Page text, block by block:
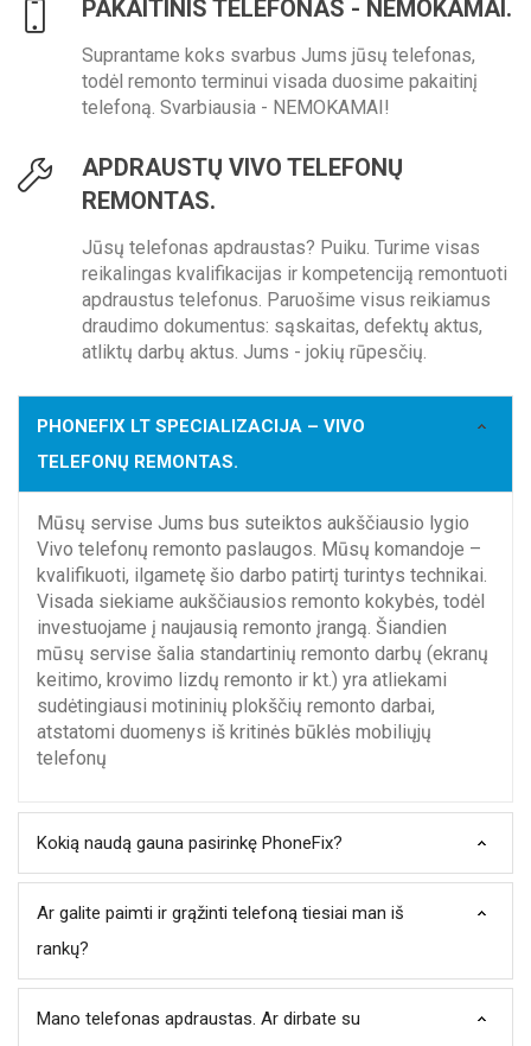
PAKAITINIS TELEFONAS - NEMOKAMAI.
Suprantame koks svarbus Jums jūsų telefonas,
todėl remonto terminui visada duosime pakaitinį
telefoną. Svarbiausia - NEMOKAMAI!
APDRAUSTŲ VIVO TELEFONŲ
REMONTAS.
Jūsų telefonas apdraustas? Puiku. Turime visas
reikalingas kvalifikacijas ir kompetenciją remontuoti
apdraustus telefonus. Paruošime visus reikiamus
draudimo dokumentus: sąskaitas, defektų aktus,
atliktų darbų aktus. Jums - jokių rūpesčių.
PHONEFIX LT SPECIALIZACIJA – VIVO
TELEFONŲ REMONTAS.
Mūsų servise Jums bus suteiktos aukščiausio lygio
Vivo telefonų remonto paslaugos. Mūsų komandoje –
kvalifikuoti, ilgametę šio darbo patirtį turintys technikai.
Visada siekiame aukščiausios remonto kokybės, todėl
investuojame į naujausią remonto įrangą. Šiandien
mūsų servise šalia standartinių remonto darbų (ekranų
keitimo, krovimo lizdų remonto ir kt.) yra atliekami
sudėtingiausi motininių plokščių remonto darbai,
atstatomi duomenys iš kritinės būklės mobiliųjų
telefonų
Kokią naudą gauna pasirinkę PhoneFix?
Ar galite paimti ir grąžinti telefoną tiesiai man iš
rankų?
Mano telefonas apdraustas. Ar dirbate su